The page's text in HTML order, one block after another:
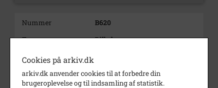
Nummer
B620
Type
Billeder
Beskrivelse
Årstal
1890
Cookies på arkiv.dk
arkiv.dk anvender cookies til at forbedre din
brugeroplevelse og til indsamling af statistik.